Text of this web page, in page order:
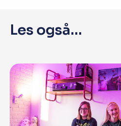
Les også...